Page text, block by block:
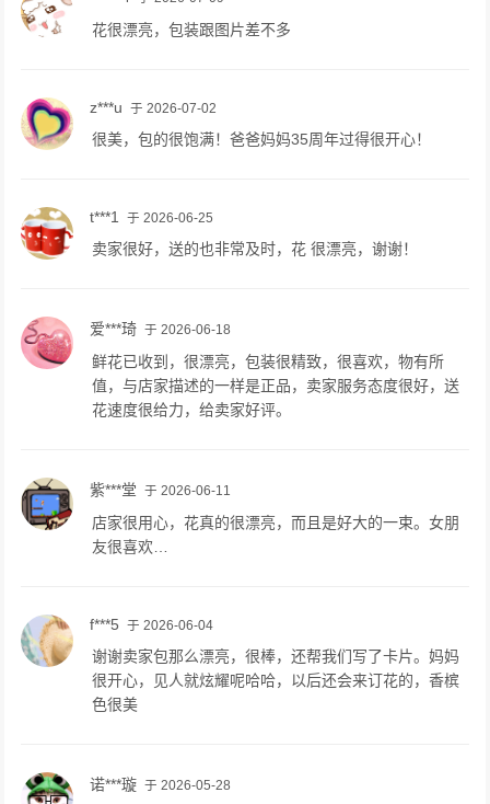
花很漂亮，包装跟图片差不多
z***u 于 2026-07-02
很美，包的很饱满！爸爸妈妈35周年过得很开心！
t***1 于 2026-06-25
卖家很好，送的也非常及时，花 很漂亮，谢谢！
爱***琦 于 2026-06-18
鲜花已收到，很漂亮，包装很精致，很喜欢，物有所
值，与店家描述的一样是正品，卖家服务态度很好，送
花速度很给力，给卖家好评。
紫***堂 于 2026-06-11
店家很用心，花真的很漂亮，而且是好大的一束。女朋
友很喜欢…
f***5 于 2026-06-04
谢谢卖家包那么漂亮，很棒，还帮我们写了卡片。妈妈
很开心，见人就炫耀呢哈哈，以后还会来订花的，香槟
色很美
诺***璇 于 2026-05-28